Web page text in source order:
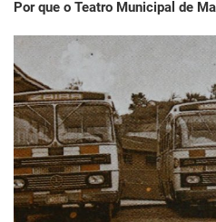
Por que o Teatro Municipal de